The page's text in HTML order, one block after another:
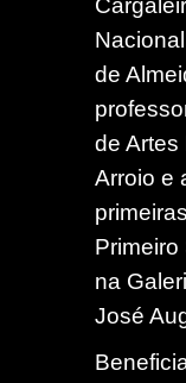
de
de Artes
Arroio e
Primeiro
na
José